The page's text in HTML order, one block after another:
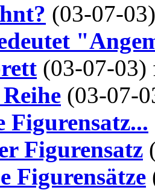
(03-07-
(03-07-
(03-07-
Figurensatz...
Figurensatz
Figurensätze